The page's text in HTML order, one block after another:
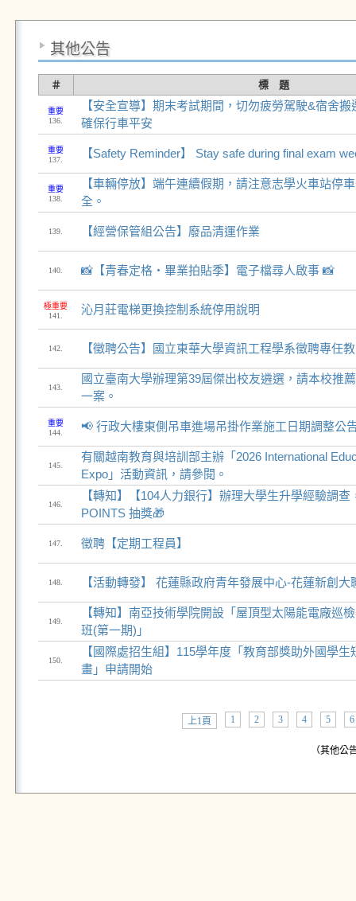
其他公告
＃ 標 題
重要
136.
【安全宣導】期末考試期間，切勿疲勞駕駛&宿舍
確保行車平安
重要
137.
【Safety Reminder】 Stay safe during final exam
重要
138.
【車輛停放】端午連續假期，請注意志學火車站停
全。
139. 【經營保管組公告】廢品清運作業
140. 📸【青春定格・畢業拍貼季】電子檔尋人啟事 📸
極重要
141.
沁月莊電梯更換控制系統停用說明
142. 【徵聘公告】國立東華大學資訊工程學系徵聘專任
143.
國立臺南大學辦理第39屆傑出校友遴選，請本校推
一案。
重要
144.
📢 行政大樓東側吊車進場吊掛作業施工日期調整公
145.
有關越南教育與培訓部主辦「2026 International
Expo」活動資訊，請參閱。
146.
【轉知】【104人力銀行】辦理大學生升學經驗調
POINTS 抽獎🎁
147. 徵聘【定期工程員】
148. 【活動轉發】 花蓮縣政府青年發展中心-花蓮新創大
149.
【轉知】南亞技術學院開設「屋頂型太陽能電廠巡
班(第一期)」
150.
【國際處招生組】115學年度「教育部獎助外國學
畫」申請開始
上1頁 1 2 3 4 5 6
（其他公